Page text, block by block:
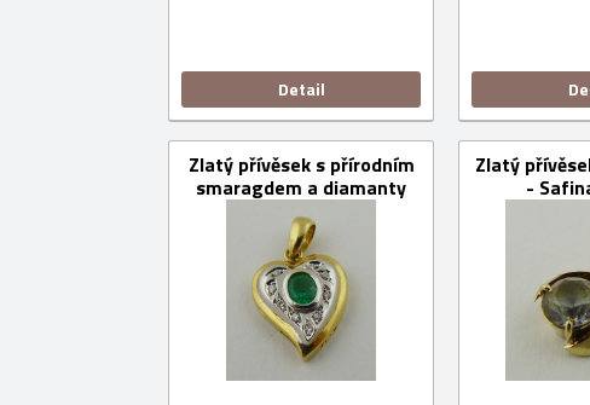
Detail
Zlatý přívěsek s přírodním
smaragdem a diamanty
Zlatý
-